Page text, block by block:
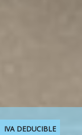
IVA DEDUCIBLE